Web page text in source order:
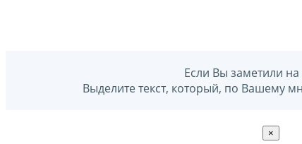
Если Вы заметили
Выделите текст, который, по Вашему
×